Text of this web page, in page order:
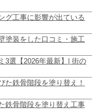
グ工事に影響が出ている
塗装をした口コミ・施工
3選【2026年最新】| 街の
た鉄骨階段を塗り替え！
鉄骨階段を塗り替え工事